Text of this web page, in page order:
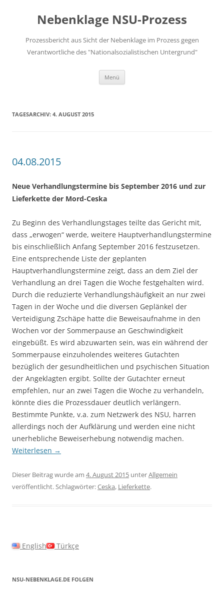
springenNebenklage NSU-Prozess
Prozessbericht aus Sicht der Nebenklage im Prozess gegen
Verantwortliche des "Nationalsozialistischen Untergrund"
Menü
TAGESARCHIV: 4. AUGUST 2015
04.08.2015
Neue Verhandlungstermine bis September 2016 und zur
Lieferkette der Mord-Ceska
Zu Beginn des Verhandlungstages teilte das Gericht mit,
dass „erwogen“ werde, weitere Hauptverhandlungstermine
bis einschließlich Anfang September 2016 festzusetzen.
Eine entsprechende Liste der geplanten
Hauptverhandlungstermine zeigt, dass an dem Ziel der
Verhandlung an drei Tagen die Woche festgehalten wird.
Durch die reduzierte Verhandlungshäufigkeit an nur zwei
Tagen in der Woche und die diversen Geplänkel der
Verteidigung Zschäpe hatte die Beweisaufnahme in den
Wochen vor der Sommerpause an Geschwindigkeit
eingebüßt. Es wird abzuwarten sein, was ein während der
Sommerpause einzuholendes weiteres Gutachten
bezüglich der gesundheitlichen und psychischen Situation
der Angeklagten ergibt. Sollte der Gutachter erneut
empfehlen, nur an zwei Tagen die Woche zu verhandeln,
könnte dies die Prozessdauer deutlich verlängern.
Bestimmte Punkte, v.a. zum Netzwerk des NSU, harren
allerdings noch der Aufklärung und werden eine nicht
unerhebliche Beweiserhebung notwendig machen.
Weiterlesen →
Dieser Beitrag wurde am 4. August 2015 unterAllgemein
veröffentlicht. Schlagwörter:Ceska, Lieferkette.
English Türkçe
NSU-NEBENKLAGE.DE FOLGEN